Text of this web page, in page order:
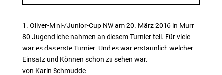
1. Oliver-Mini-/Junior-Cup NW am 20. März 2016 in Murr
80 Jugendliche nahmen an diesem Turnier teil. Für viele
war es das erste Turnier. Und es war erstaunlich welcher
Einsatz und Können schon zu sehen war.
von Karin Schmudde